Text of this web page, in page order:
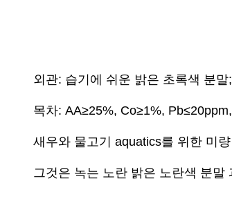
외관: 습기에 쉬운 밝은 초록색 분말;
목차: AA≥25%, Co≥1%,
새우와 물고기 aquatics를 위한 미
그것은 녹는 노란 밝은 노란색 분